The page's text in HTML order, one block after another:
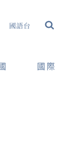
國語台
國際